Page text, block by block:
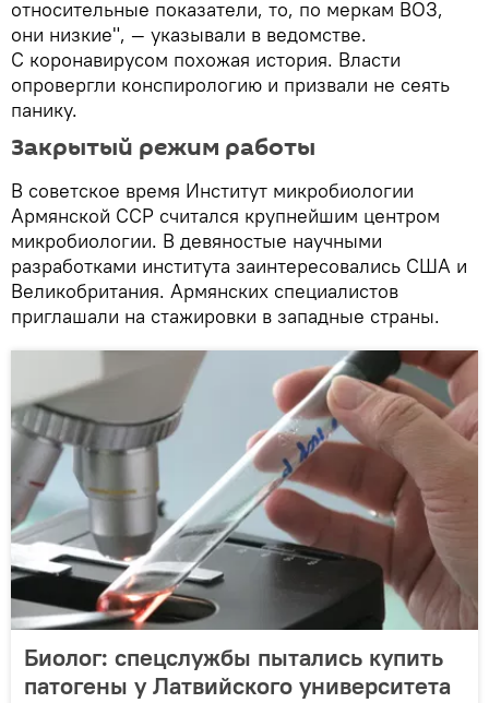
относительные показатели, то, по меркам ВОЗ,
они низкие", — указывали в ведомстве.
С коронавирусом похожая история. Власти
опровергли конспирологию и призвали не сеять
панику.
Закрытый режим работы
В советское время Институт микробиологии
Армянской ССР считался крупнейшим центром
микробиологии. В девяностые научными
разработками института заинтересовались США и
Великобритания. Армянских специалистов
приглашали на стажировки в западные страны.
Биолог: спецслужбы пытались купить
патогены у Латвийского университета